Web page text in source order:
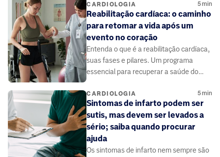
CARDIOLOGIA 5min
Reabilitação cardíaca: o caminho
para retomar a vida após um
evento no coração
Entenda o que é a reabilitação cardíaca,
suas fases e pilares. Um programa
essencial para recuperar a saúde do
CARDIOLOGIA 5min
Sintomas de infarto podem ser
sutis, mas devem ser levados a
sério; saiba quando procurar
ajuda
Os sintomas de infarto nem sempre são